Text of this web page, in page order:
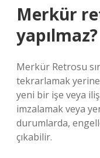
Merkür
yapılmaz?
Merkür Retrosu
tekrarlamak
yeni bir işe veya
imzalamak veya
durumlarda,
çıkabilir.